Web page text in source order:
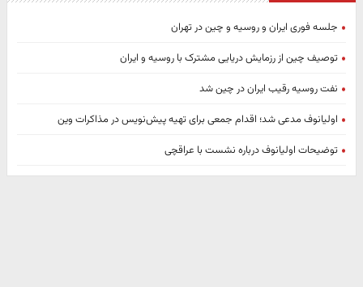
جلسه فوری ایران و روسیه و چین در تهران
توصیف چین از رزمایش دریایی مشترک با روسیه و ایران
نفت روسیه رقیب ایران در چین شد
اولیانوف مدعی شد؛ اقدام جمعی برای تهیه پیش‌نویس در مذاکرات وین
توضیحات اولیانوف درباره نشست با عراقچی